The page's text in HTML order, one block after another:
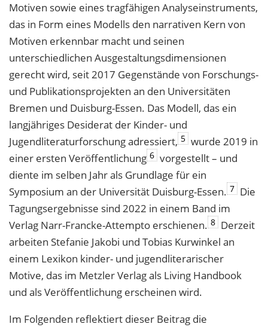
Motiven sowie eines tragfähigen Analyseinstruments,
das in Form eines Modells den narrativen Kern von
Motiven erkennbar macht und seinen
unterschiedlichen Ausgestaltungsdimensionen
gerecht wird, seit 2017 Gegenstände von Forschungs-
und Publikationsprojekten an den Universitäten
Bremen und Duisburg-Essen. Das Modell, das ein
langjähriges Desiderat der Kinder- und
Jugendliteraturforschung adressiert, 5 wurde 2019 in
einer ersten Veröffentlichung 6 vorgestellt – und
diente im selben Jahr als Grundlage für ein
Symposium an der Universität Duisburg-Essen. 7 Die
Tagungsergebnisse sind 2022 in einem Band im
Verlag Narr-Francke-Attempto erschienen. 8 Derzeit
arbeiten Stefanie Jakobi und Tobias Kurwinkel an
einem Lexikon kinder- und jugendliterarischer
Motive, das im Metzler Verlag als Living Handbook
und als Veröffentlichung erscheinen wird.
Im Folgenden reflektiert dieser Beitrag die